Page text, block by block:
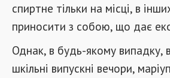
спиртне тільки на місці, в
приносити з собою, що дає
Однак, в будь-якому випадку,
шкільні випускні вечори,